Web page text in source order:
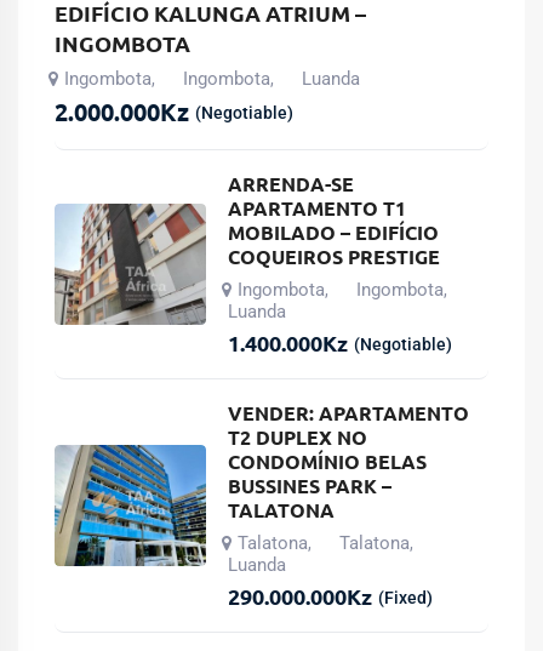
EDIFÍCIO KALUNGA ATRIUM –
INGOMBOTA
Ingombota, Ingombota, Luanda
2.000.000Kz (Negotiable)
ARRENDA-SE
APARTAMENTO T1
MOBILADO – EDIFÍCIO
COQUEIROS PRESTIGE
Ingombota, Ingombota,
Luanda
1.400.000Kz (Negotiable)
VENDER: APARTAMENTO
T2 DUPLEX NO
CONDOMÍNIO BELAS
BUSSINES PARK –
TALATONA
Talatona, Talatona,
Luanda
290.000.000Kz (Fixed)